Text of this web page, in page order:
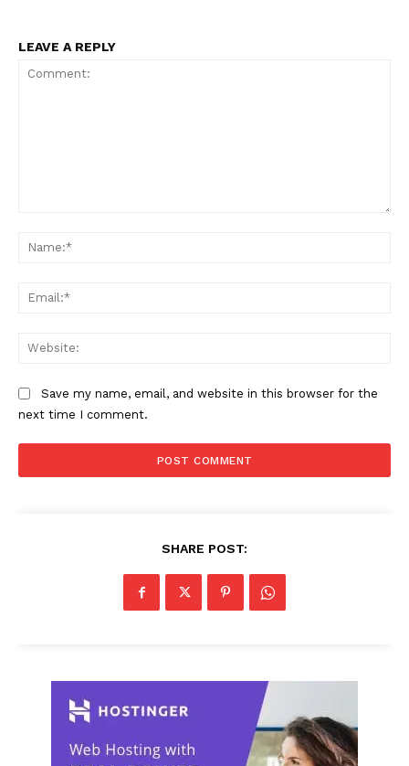
LEAVE A REPLY
Save my name, email, and website in this browser for the
next time I comment.
SHARE POST: